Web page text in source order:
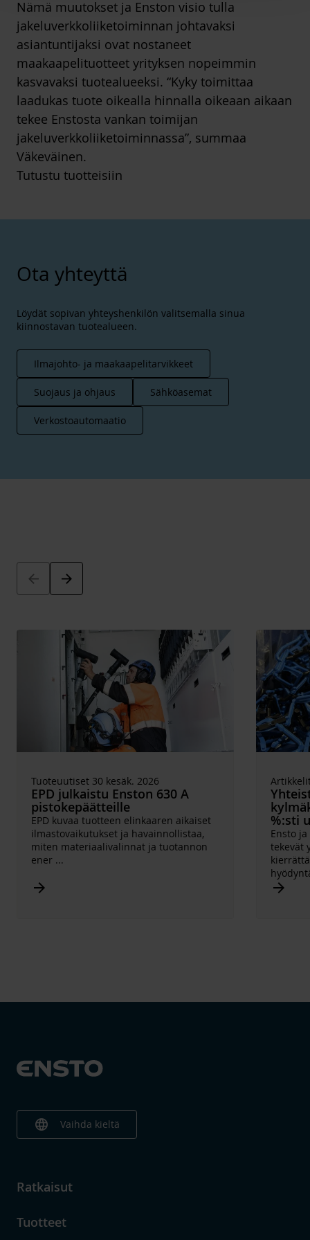
Nämä muutokset ja Enston visio tulla
jakeluverkkoliiketoiminnan johtavaksi
asiantuntijaksi ovat nostaneet
maakaapelituotteet yrityksen nopeimmin
kasvavaksi tuotealueeksi. “Kyky toimittaa
laadukas tuote oikealla hinnalla oikeaan aikaan
tekee Enstosta vankan toimijan
jakeluverkkoliiketoiminnassa”, summaa
Väkeväinen.
Tutustu tuotteisiin
Ota yhteyttä
Löydät sopivan yhteyshenkilön valitsemalla sinua
kiinnostavan tuotealueen.
Ilmajohto- ja maakaapelitarvikkeet
Suojaus ja ohjaus Sähköasemat
Verkostoautomaatio
Arrow_back Arrow_forward
Tuoteuutiset 30 kesäk. 2026
EPD julkaistu Enston 630 A
pistokepäätteille
EPD kuvaa tuotteen elinkaaren aikaiset
ilmastovaikutukset ja havainnollistaa,
miten materiaalivalinnat ja tuotannon
ener ...
Arrow_forward
%:sti
Ensto
tekevät
Arrow_forward
language Vaihda kieltä
Ratkaisut
Tuotteet